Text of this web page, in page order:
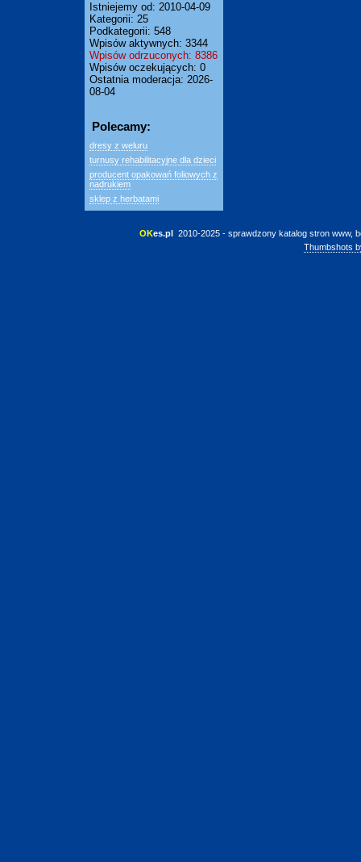
Istniejemy od: 2010-04-09
Kategorii: 25
Podkategorii: 548
Wpisów aktywnych: 3344
Wpisów odrzuconych: 8386
Wpisów oczekujących: 0
Ostatnia moderacja: 2026-
08-04
Polecamy:
dresy z weluru
turnusy rehabilitacyjne dla dzieci
producent opakowań foliowych z
nadrukiem
sklep z herbatami
OKes.pl 2010-2025 - sprawdzony katalog stron www,
Thumbshots